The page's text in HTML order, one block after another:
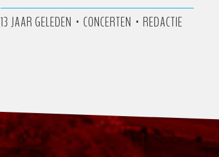
13 JAAR GELEDEN • CONCERTEN • REDACTIE